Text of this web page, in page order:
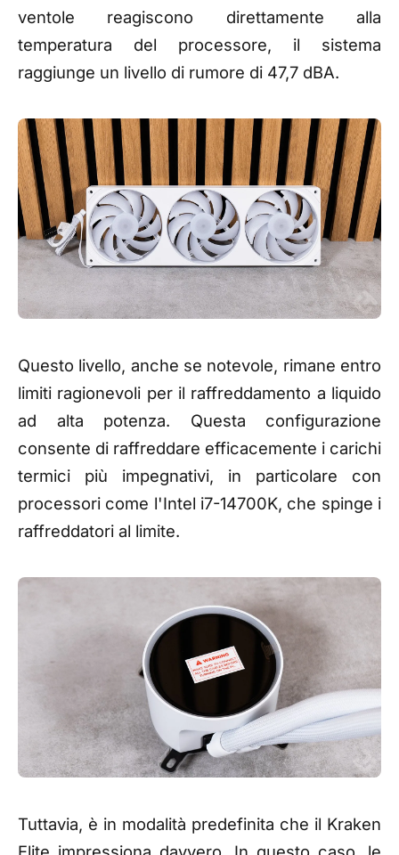
ventole reagiscono direttamente alla
temperatura del processore, il sistema
raggiunge un livello di rumore di 47,7 dBA.
Questo livello, anche se notevole, rimane entro
limiti ragionevoli per il raffreddamento a liquido
ad alta potenza. Questa configurazione
consente di raffreddare efficacemente i carichi
termici più impegnativi, in particolare con
processori come l'Intel i7-14700K, che spinge i
raffreddatori al limite.
Tuttavia, è in modalità predefinita che il Kraken
Elite impressiona davvero. In questo caso, le